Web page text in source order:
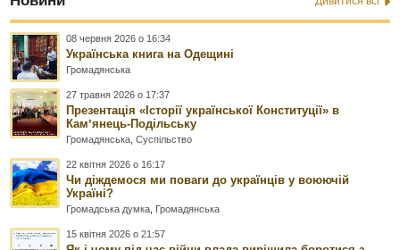
08 червня 2026 о 16:34
Українська книга на Одещині
Громадянська
27 травня 2026 о 17:37
Презентація «Історії української Конституції» в
Камʼянець-Подільську
Громадянська ,Суспільство
22 квітня 2026 о 16:17
Чи діждемося ми поваги до українців у воюючій
Україні?
Громадська думка Громадянська
15 квітня 2026 о 21:57